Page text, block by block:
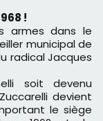
!
armes dans le
municipal de
radical Jacques
soit devenu
devient
le siège